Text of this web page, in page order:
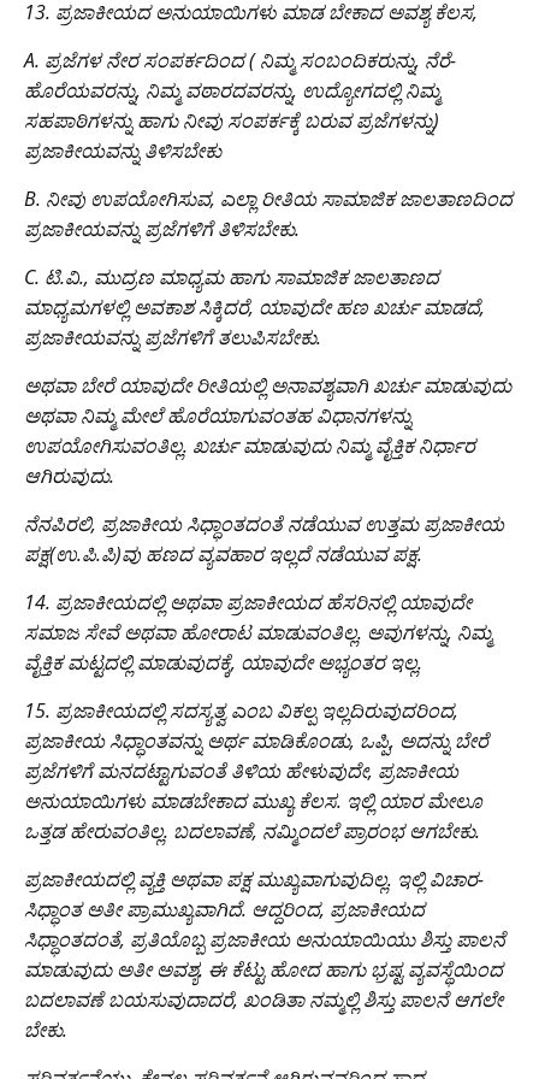
13. ಪ್ರಜಾಕೀಯದ ಅನುಯಾಯಿಗಳು ಮಾಡ ಬೇಕಾದ ಅವಶ್ಯ ಕೆಲಸ,
A. ಪ್ರಜೆಗಳ ನೇರ ಸಂಪರ್ಕದಿಂದ ( ನಿಮ್ಮ ಸಂಬಂದಿಕರುನ್ನು, ನೆರೆ-
ಹೊರೆಯವರನ್ನು, ನಿಮ್ಮ ವಠಾರದವರನ್ನು, ಉದ್ಯೋಗದಲ್ಲಿ ನಿಮ್ಮ
ಸಹಪಾಠಿಗಳನ್ನು ಹಾಗು ನೀವು ಸಂಪರ್ಕಕ್ಕೆ ಬರುವ ಪ್ರಜೆಗಳನ್ನು)
ಪ್ರಜಾಕೀಯವನ್ನು ತಿಳಿಸಬೇಕು
B. ನೀವು ಉಪಯೋಗಿಸುವ, ಎಲ್ಲಾ ರೀತಿಯ ಸಾಮಾಜಿಕ ಜಾಲತಾಣದಿಂದ
ಪ್ರಜಾಕೀಯವನ್ನು ಪ್ರಜೆಗಳಿಗೆ ತಿಳಿಸಬೇಕು.
C. ಟಿ.ವಿ., ಮುದ್ರಣ ಮಾಧ್ಯಮ ಹಾಗು ಸಾಮಾಜಿಕ ಜಾಲತಾಣದ
ಮಾಧ್ಯಮಗಳಲ್ಲಿ ಅವಕಾಶ ಸಿಕ್ಕಿದರೆ, ಯಾವುದೇ ಹಣ ಖರ್ಚು ಮಾಡದೆ,
ಪ್ರಜಾಕೀಯವನ್ನು ಪ್ರಜೆಗಳಿಗೆ ತಲುಪಿಸಬೇಕು.
ಅಥವಾ ಬೇರೆ ಯಾವುದೇ ರೀತಿಯಲ್ಲಿ ಅನಾವಶ್ಯವಾಗಿ ಖರ್ಚು ಮಾಡುವುದು
ಅಥವಾ ನಿಮ್ಮ ಮೇಲೆ ಹೊರೆಯಾಗುವಂತಹ ವಿಧಾನಗಳನ್ನು
ಉಪಯೋಗಿಸುವಂತಿಲ್ಲ. ಖರ್ಚು ಮಾಡುವುದು ನಿಮ್ಮ ವೈಕ್ತಿಕ ನಿರ್ಧಾರ
ಆಗಿರುವುದು.
ನೆನಪಿರಲಿ, ಪ್ರಜಾಕೀಯ ಸಿಧ್ಧಾಂತದಂತೆ ನಡೆಯುವ ಉತ್ತಮ ಪ್ರಜಾಕೀಯ
ಪಕ್ಷ(ಉ.ಪಿ.ಪಿ)ವು ಹಣದ ವ್ಯವಹಾರ ಇಲ್ಲದೆ ನಡೆಯುವ ಪಕ್ಷ.
14. ಪ್ರಜಾಕೀಯದಲ್ಲಿ ಅಥವಾ ಪ್ರಜಾಕೀಯದ ಹೆಸರಿನಲ್ಲಿ ಯಾವುದೇ
ಸಮಾಜ ಸೇವೆ ಅಥವಾ ಹೋರಾಟ ಮಾಡುವಂತಿಲ್ಲ. ಅವುಗಳನ್ನು, ನಿಮ್ಮ
ವೈಕ್ತಿಕ ಮಟ್ಟದಲ್ಲಿ ಮಾಡುವುದಕ್ಕೆ, ಯಾವುದೇ ಅಭ್ಯಂತರ ಇಲ್ಲ.
15. ಪ್ರಜಾಕೀಯದಲ್ಲಿ ಸದಸ್ಯತ್ವ ಎಂಬ ವಿಕಲ್ಪ ಇಲ್ಲದಿರುವುದರಿಂದ,
ಪ್ರಜಾಕೀಯ ಸಿಧ್ಧಾಂತವನ್ನು ಅರ್ಥ ಮಾಡಿಕೊಂಡು, ಒಪ್ಪಿ, ಅದನ್ನು ಬೇರೆ
ಪ್ರಜೆಗಳಿಗೆ ಮನದಟ್ಟಾಗುವಂತೆ ತಿಳಿಯ ಹೇಳುವುದೇ, ಪ್ರಜಾಕೀಯ
ಅನುಯಾಯಿಗಳು ಮಾಡಬೇಕಾದ ಮುಖ್ಯ ಕೆಲಸ. ಇಲ್ಲಿ ಯಾರ ಮೇಲೂ
ಒತ್ತಡ ಹೇರುವಂತಿಲ್ಲ. ಬದಲಾವಣೆ, ನಮ್ಮಿಂದಲೆ ಪ್ರಾರಂಭ ಆಗಬೇಕು.
ಪ್ರಜಾಕೀಯದಲ್ಲಿ ವ್ಯಕ್ತಿ ಅಥವಾ ಪಕ್ಷ ಮುಖ್ಯವಾಗುವುದಿಲ್ಲ. ಇಲ್ಲಿ ವಿಚಾರ-
ಸಿಧ್ಧಾಂತ ಅತೀ ಪ್ರಾಮುಖ್ಯವಾಗಿದೆ. ಆದ್ದರಿಂದ, ಪ್ರಜಾಕೀಯದ
ಸಿಧ್ಧಾಂತದಂತೆ, ಪ್ರತಿಯೊಬ್ಬ ಪ್ರಜಾಕೀಯ ಅನುಯಾಯಿಯು ಶಿಸ್ತು ಪಾಲನೆ
ಮಾಡುವುದು ಅತೀ ಅವಶ್ಯ. ಈ ಕೆಟ್ಟು ಹೋದ ಹಾಗು ಭ್ರಷ್ಟ ವ್ಯವಸ್ಥೆಯಿಂದ
ಬದಲಾವಣೆ ಬಯಸುವುದಾದರೆ, ಖಂಡಿತಾ ನಮ್ಮಲ್ಲಿ ಶಿಸ್ತು ಪಾಲನೆ ಆಗಲೇ
ಬೇಕು.